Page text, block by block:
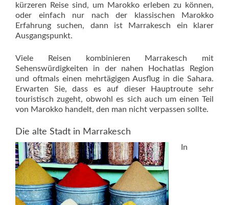
kürzeren Reise sind, um Marokko erleben zu können,
oder einfach nur nach der klassischen Marokko
Erfahrung suchen, dann ist Marrakesch ein klarer
Ausgangspunkt.
Viele Reisen kombinieren Marrakesch mit
Sehenswürdigkeiten in der nahen Hochatlas Region
und oftmals einen mehrtägigen Ausflug in die Sahara.
Erwarten Sie, dass es auf dieser Hauptroute sehr
touristisch zugeht, obwohl es sich auch um einen Teil
von Marokko handelt, den man nicht verpassen sollte.
Die alte Stadt in Marrakesch
In